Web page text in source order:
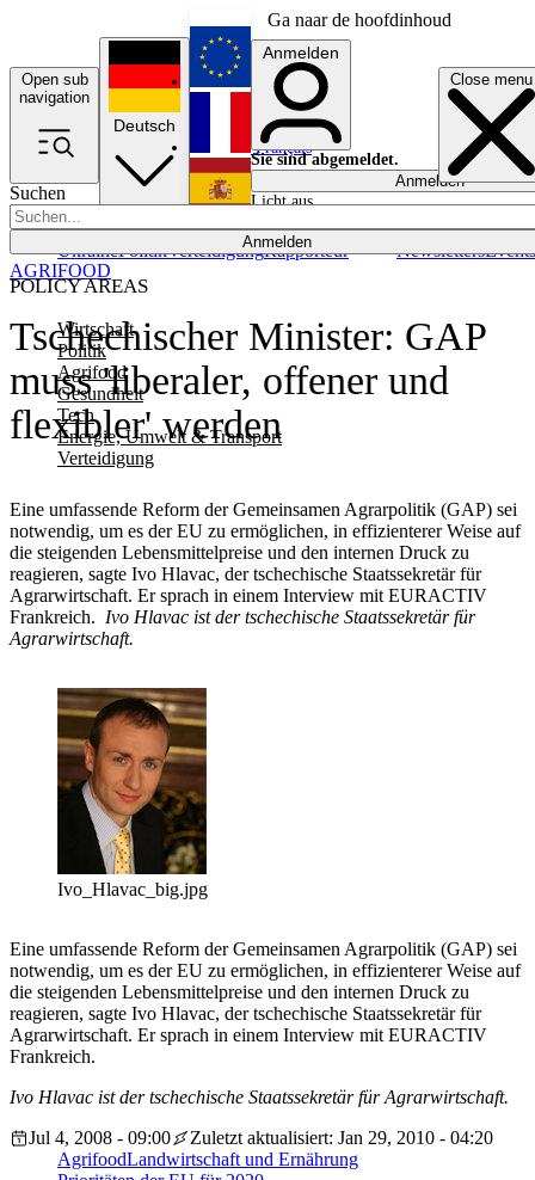
Ga naar de hoofdinhoud
Open sub
navigation
Close menu
Suchen
Anmelden
POLICY AREAS
Wirtschaft
Politik
Agrifood
Gesundheit
Tech
Energie, Umwelt & Transport
Verteidigung
UkrainePolitikVerteidigungRapporteur NewslettersEvents
Deutsch
English
Français
Anmelden
Sie sind abgemeldet.
Anmelden
Licht aus
Tschechischer Minister: GAP
muss 'liberaler, offener und
flexibler' werden
Eine umfassende Reform der Gemeinsamen Agrarpolitik (GAP) sei
notwendig, um es der EU zu ermöglichen, in effizienterer Weise auf
die steigenden Lebensmittelpreise und den internen Druck zu
reagieren, sagte Ivo Hlavac, der tschechische Staatssekretär für
Agrarwirtschaft. Er sprach in einem Interview mit EURACTIV
Frankreich. Ivo Hlavac ist der tschechische Staatssekretär für
Agrarwirtschaft.
AGRIFOOD
Ivo_Hlavac_big.jpg
Eine umfassende Reform der Gemeinsamen Agrarpolitik (GAP) sei
notwendig, um es der EU zu ermöglichen, in effizienterer Weise auf
die steigenden Lebensmittelpreise und den internen Druck zu
reagieren, sagte Ivo Hlavac, der tschechische Staatssekretär für
Agrarwirtschaft. Er sprach in einem Interview mit EURACTIV
Frankreich.
Ivo Hlavac ist der tschechische Staatssekretär für Agrarwirtschaft.
Jul 4, 2008 - 09:00
Zuletzt aktualisiert: Jan 29, 2010 - 04:20
AgrifoodLandwirtschaft und Ernährung